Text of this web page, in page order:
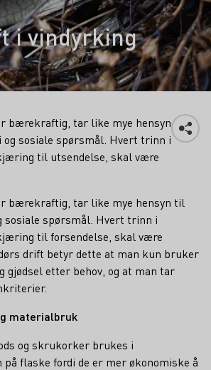
i vindyrking
bærekraftig, tar like mye hensyn
sosiale spørsmål. Hvert trinn i
til utsendelse, skal være
bærekraftig, tar like mye hensyn til
sosiale spørsmål. Hvert trinn i
til forsendelse, skal være
drift betyr dette at man kun bruker
gjødsel etter behov, og at man tar
materialbruk
og skrukorker brukes i
på flaske fordi de er mer økonomiske å